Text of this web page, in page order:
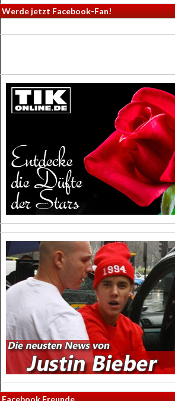
Werde jetzt Facebook-Fan!
Facebook Freunde